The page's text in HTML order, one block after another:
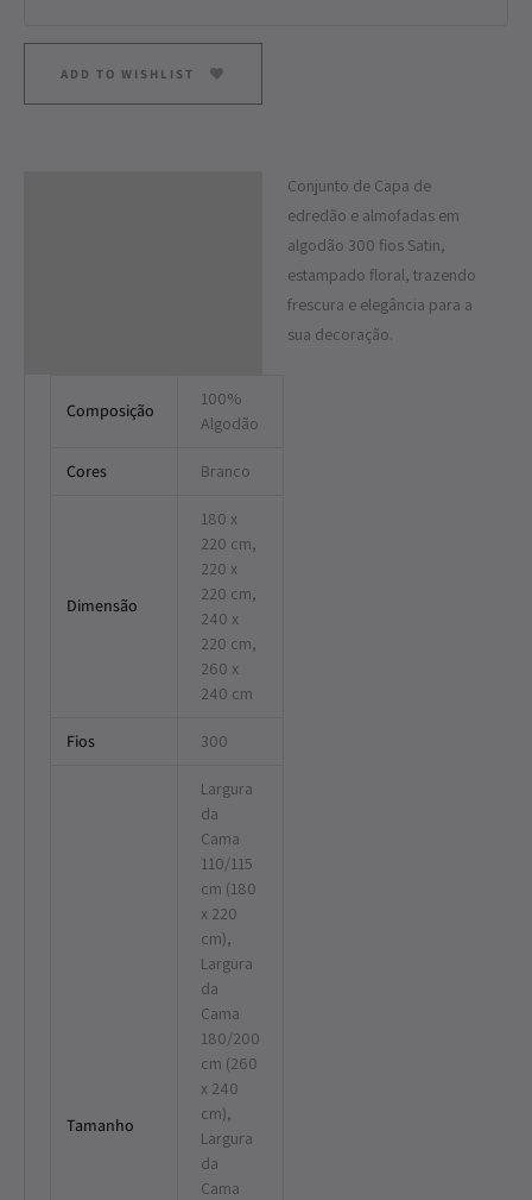
ADD TO WISHLIST
Conjunto de Capa de
edredão e almofadas em
algodão 300 fios Satin,
estampado floral, trazendo
frescura e elegância para a
sua decoração.
Composição
100%
Algodão
Cores Branco
Dimensão
180 x
220 cm,
220 x
220 cm,
240 x
220 cm,
260 x
240 cm
Fios 300
Tamanho
Largura
da
Cama
110/115
cm (180
x 220
cm),
Largura
da
Cama
180/200
cm (260
x 240
cm),
Largura
da
Cama